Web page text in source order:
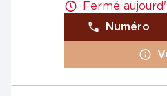
Fermé
Numéro